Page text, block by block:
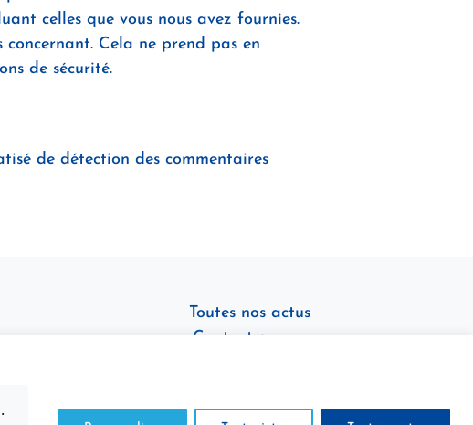
celles que vous nous avez fournies.
concernant. Cela ne prend pas en
de sécurité.
de détection des commentaires
Toutes nos actus
Contactez-nous